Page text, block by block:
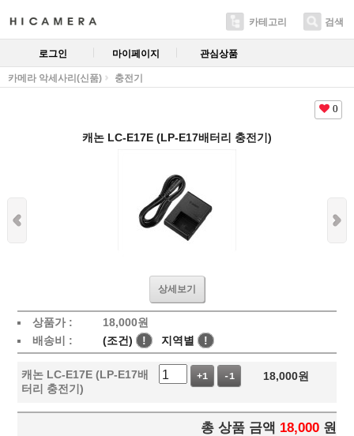
카테고리 검색
로그인 마이페이지 관심상품
카메라 악세사리(신품) 충전기
0
캐논 LC-E17E (LP-E17배터리 충전기)
상세보기
상품가 : 18,000원
배송비 :
(조건) ! 지역별 !
캐논 LC-E17E (LP-E17배
터리 충전기)
+1 -1 18,000원
총 상품 금액 18,000 원